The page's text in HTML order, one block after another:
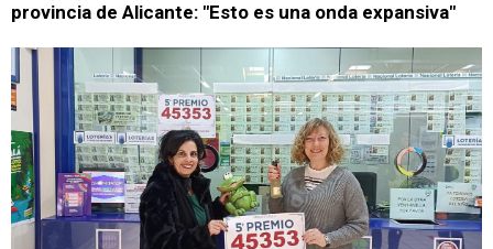
provincia de Alicante: "Esto es una onda expansiva"